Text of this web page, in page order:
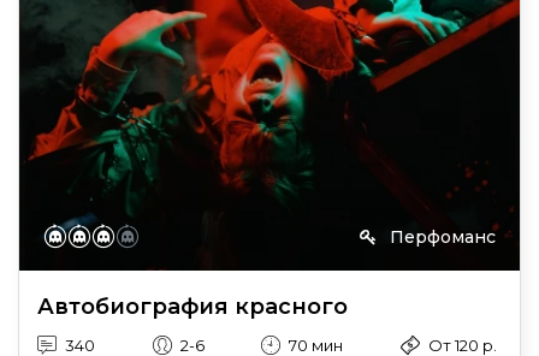
Перфоманс
Автобиография красного
340 2-6 70 мин
От 120 р.